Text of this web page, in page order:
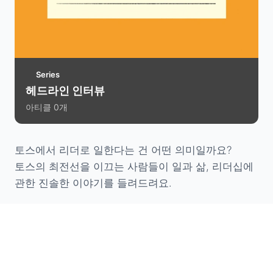
Series
헤드라인 인터뷰
아티클 0개
토스에서 리더로 일한다는 건 어떤 의미일까요?
토스의 최전선을 이끄는 사람들이 일과 삶, 리더십에
관한 진솔한 이야기를 들려드려요.